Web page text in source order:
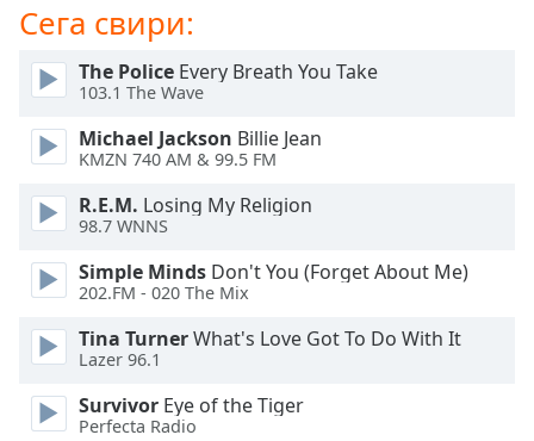
This
modal
window.
dialog
window.
Escape
cancel
and
close
Сега свири:
The Police Every Breath You Take
103.1 The Wave
Michael Jackson Billie Jean
KMZN 740 AM & 99.5 FM
R.E.M. Losing My Religion
98.7 WNNS
Simple Minds Don't You (Forget About Me)
202.FM - 020 The Mix
Tina TurnerWhat's Love Got To Do With It
Lazer 96.1
Survivor Eye of the Tiger
Perfecta Radio